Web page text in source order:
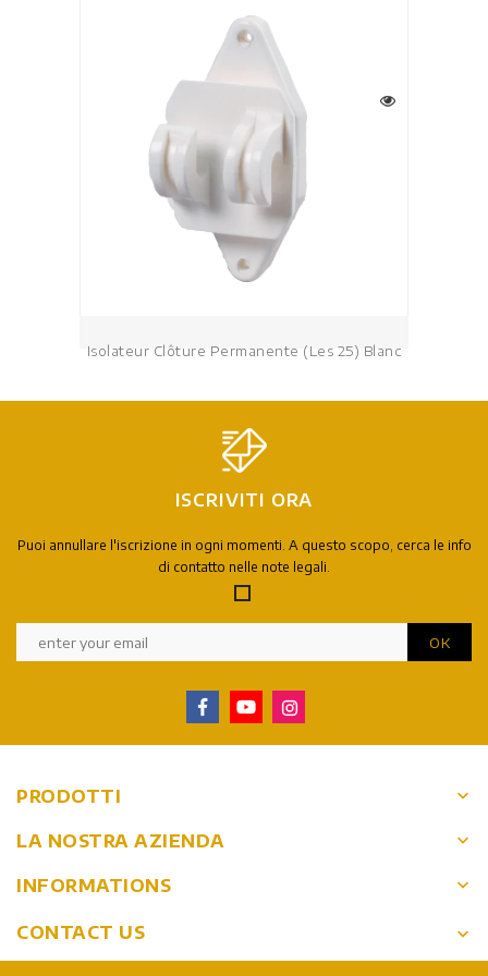
Isolateur Clôture Permanente (les 25) Blanc
ISCRIVITI ORA
Puoi annullare l'iscrizione in ogni momenti. A questo scopo, cerca le info
di contatto nelle note legali.
PRODOTTI keyboard_arrow_down
LA NOSTRA AZIENDA keyboard_arrow_down
INFORMATIONS keyboard_arrow_down
CONTACT US keyboard_arrow_down